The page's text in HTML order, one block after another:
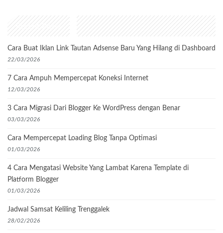
Recent Posts
Cara Buat Iklan Link Tautan Adsense Baru Yang Hilang di Dashboard
22/03/2026
7 Cara Ampuh Mempercepat Koneksi Internet
12/03/2026
3 Cara Migrasi Dari Blogger Ke WordPress dengan Benar
03/03/2026
Cara Mempercepat Loading Blog Tanpa Optimasi
01/03/2026
4 Cara Mengatasi Website Yang Lambat Karena Template di
Platform Blogger
01/03/2026
Jadwal Samsat Keliling Trenggalek
28/02/2026